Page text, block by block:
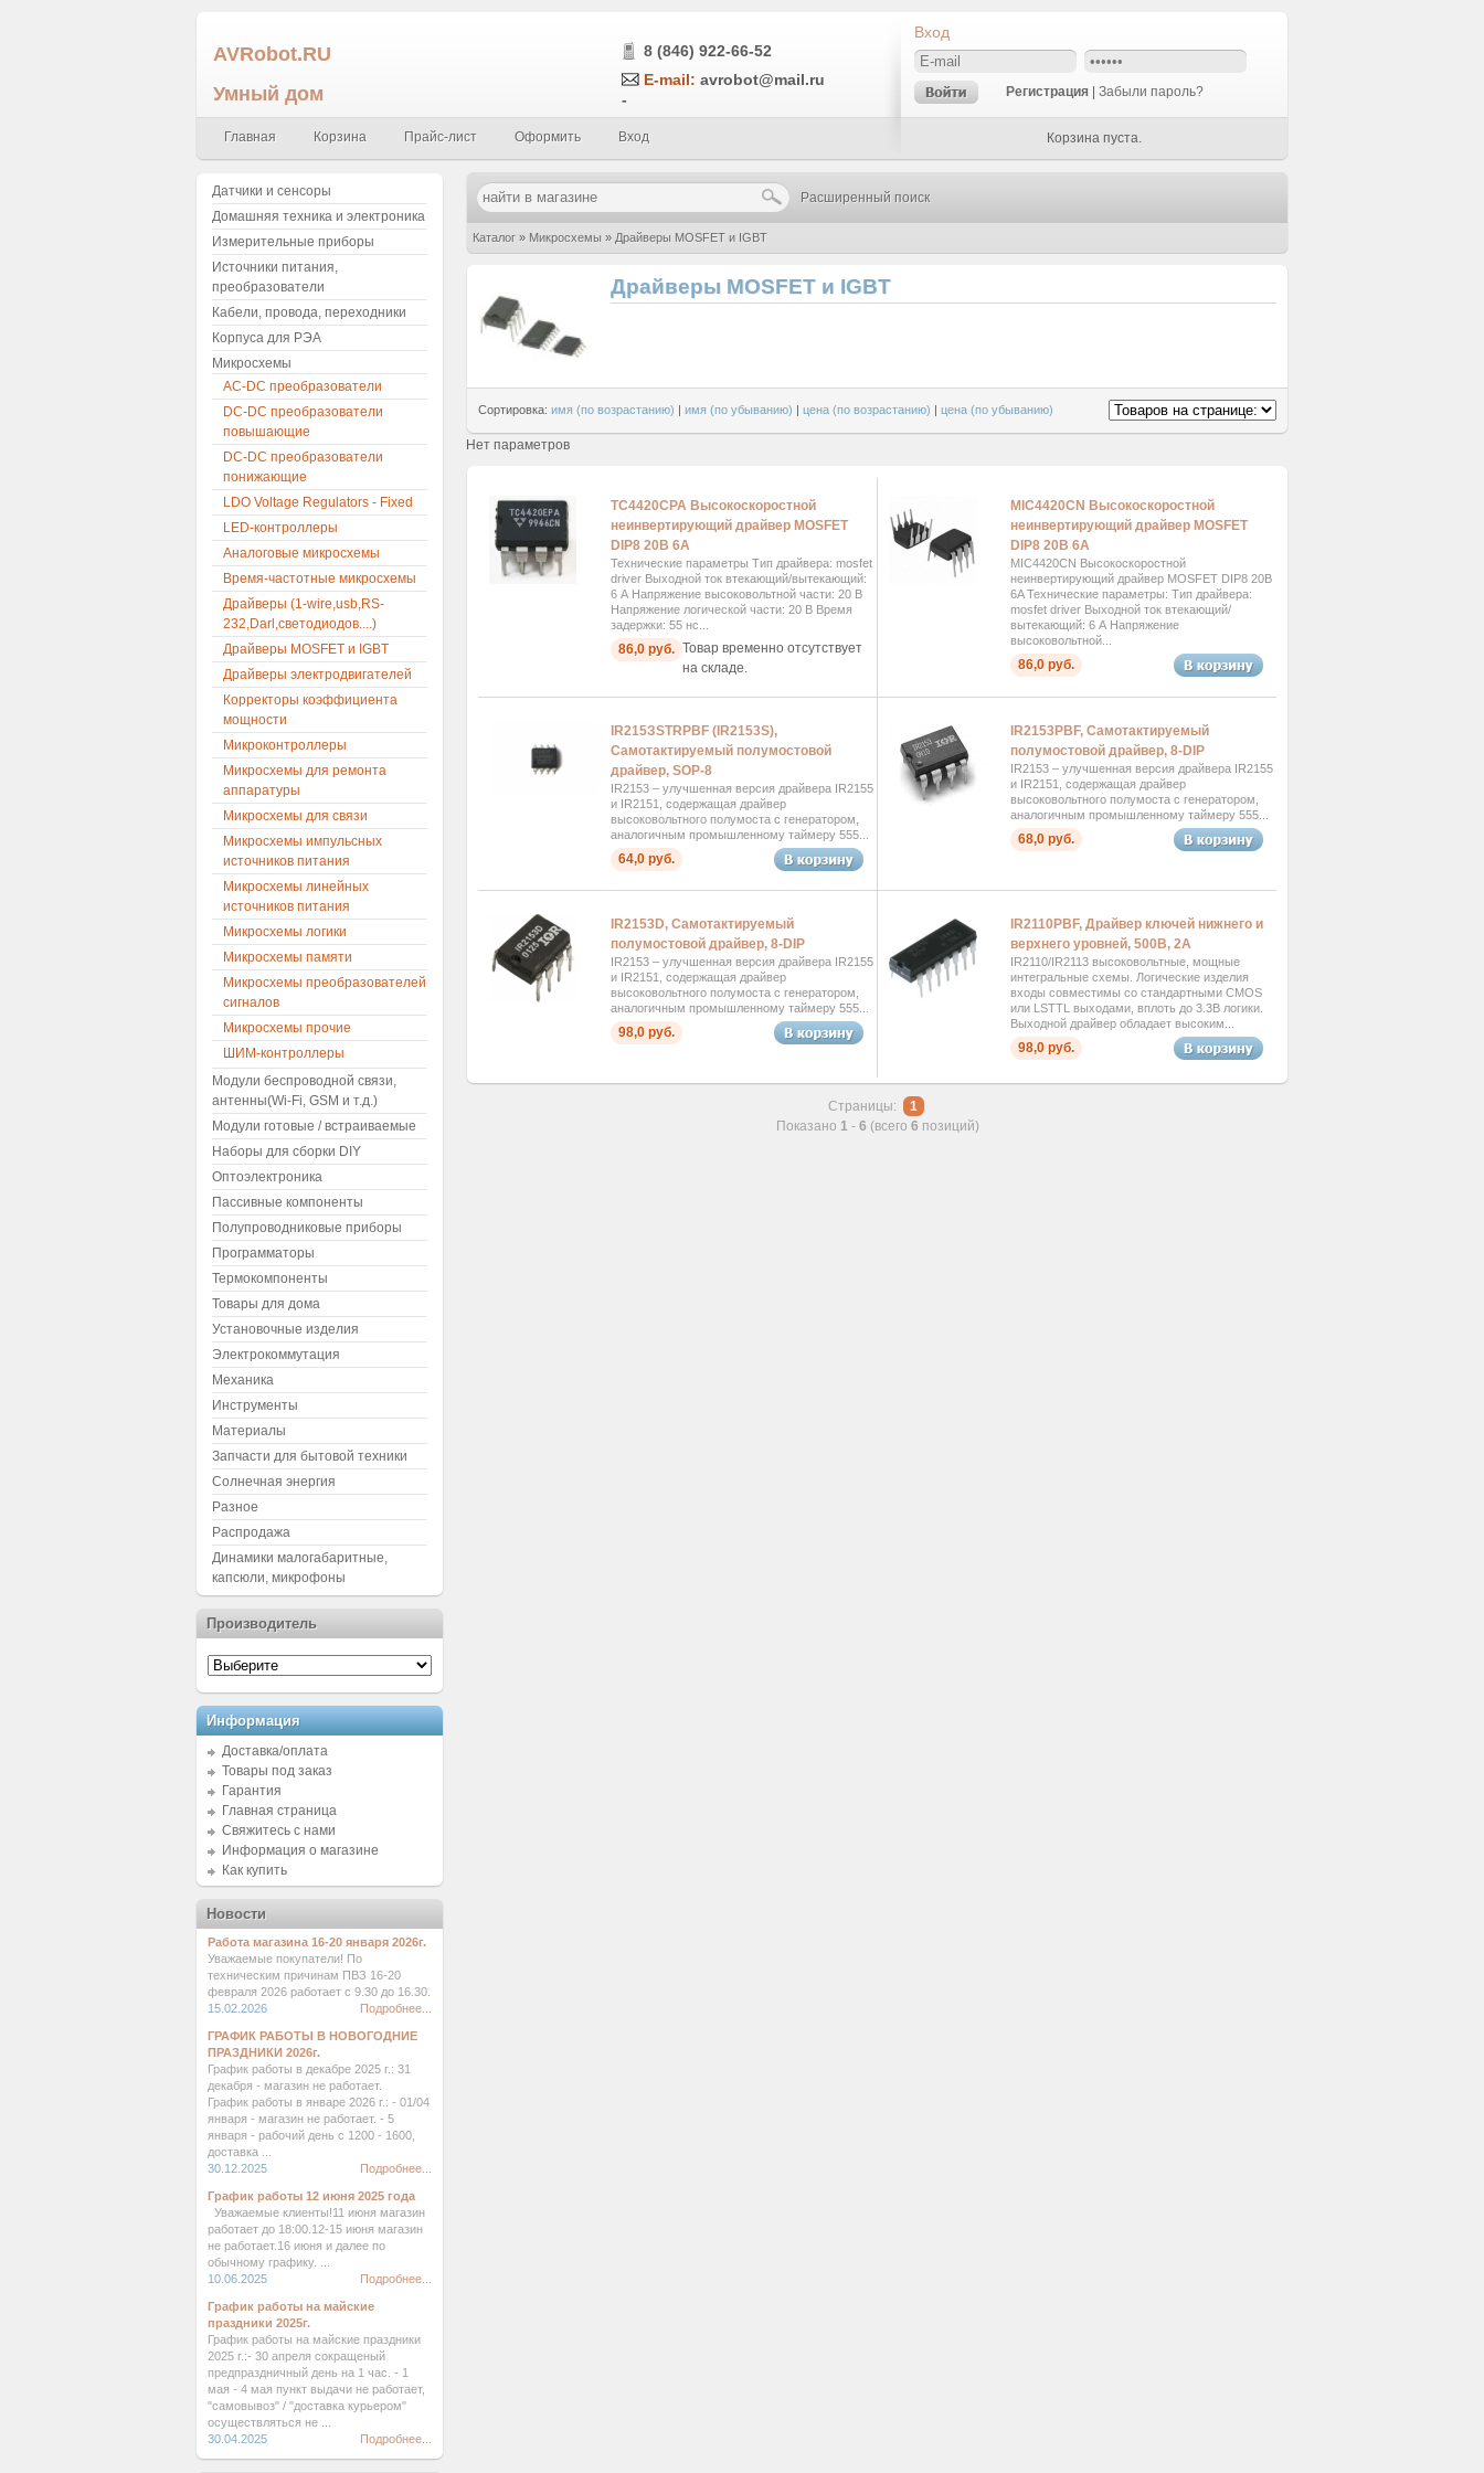
AVRobot.RU
Умный дом
8 (846) 922-66-52
E-mail: avrobot@mail.ru
-
Главная Корзина Прайс-лист Оформить Вход
Вход
Регистрация Забыли пароль?
Корзина пуста.
Расширенный поиск
Каталог » Микросхемы » Драйверы MOSFET и IGBT
Драйверы MOSFET и IGBT
Сортировка: имя (по возрастанию) | имя (по убыванию) | цена (по возрастанию) | цена (по убыванию)
Нет параметров
TC4420CPA Высокоскоростной
неинвертирующий драйвер MOSFET
DIP8 20B 6A
Технические параметры Тип драйвера: mosfet
driver Выходной ток втекающий/вытекающий:
6 А Напряжение высоковольтной части: 20 В
Напряжение логической части: 20 В Время
задержки: 55 нс...
86,0 руб. Товар временно отсутствует
на складе.
MIC4420CN Высокоскоростной
неинвертирующий драйвер MOSFET
DIP8 20B 6A
MIC4420CN Высокоскоростной
неинвертирующий драйвер MOSFET DIP8 20B
6A Технические параметры: Тип драйвера:
mosfet driver Выходной ток втекающий/
вытекающий: 6 А Напряжение
высоковольтной...
86,0 руб.
IR215ЗSTRPBF (IR2153S),
Самотактируемый полумостовой
драйвер, SOP-8
IR2153 – улучшенная версия драйвера IR2155
и IR2151, содержащая драйвер
высоковольтного полумоста с генератором,
аналогичным промышленному таймеру 555...
64,0 руб.
IR2153PBF, Самотактируемый
полумостовой драйвер, 8-DIP
IR2153 – улучшенная версия драйвера IR2155
и IR2151, содержащая драйвер
высоковольтного полумоста с генератором,
аналогичным промышленному таймеру 555...
68,0 руб.
IR2153D, Самотактируемый
полумостовой драйвер, 8-DIP
IR2153 – улучшенная версия драйвера IR2155
и IR2151, содержащая драйвер
высоковольтного полумоста с генератором,
аналогичным промышленному таймеру 555...
98,0 руб.
IR2110PBF, Драйвер ключей нижнего и
верхнего уровней, 500В, 2А
IR2110/IR2113 высоковольтные, мощные
интегральные схемы. Логические изделия
входы совместимы со стандартными CMOS
или LSTTL выходами, вплоть до 3.3В логики.
Выходной драйвер обладает высоким...
98,0 руб.
Страницы:
1
Показано 1- 6 (всего 6 позиций)
Датчики и сенсоры
Домашняя техника и электроника
Измерительные приборы
Источники питания,
преобразователи
Кабели, провода, переходники
Корпуса для РЭА
Микросхемы
AC-DC преобразователи
DC-DC преобразователи
повышающие
DC-DC преобразователи
понижающие
LDO Voltage Regulators - Fixed
LED-контроллеры
Аналоговые микросхемы
Время-частотные микросхемы
Драйверы (1-wire,usb,RS-
232,Darl,светодиодов....)
Драйверы MOSFET и IGBT
Драйверы электродвигателей
Корректоры коэффициента
мощности
Микроконтроллеры
Микросхемы для ремонта
аппаратуры
Микросхемы для связи
Микросхемы импульсных
источников питания
Микросхемы линейных
источников питания
Микросхемы логики
Микросхемы памяти
Микросхемы преобразователей
сигналов
Микросхемы прочие
ШИМ-контроллеры
Модули беспроводной связи,
антенны(Wi-Fi, GSM и т.д.)
Модули готовые / встраиваемые
Наборы для сборки DIY
Оптоэлектроника
Пассивные компоненты
Полупроводниковые приборы
Программаторы
Термокомпоненты
Товары для дома
Установочные изделия
Электрокоммутация
Механика
Инструменты
Материалы
Запчасти для бытовой техники
Солнечная энергия
Разное
Распродажа
Динамики малогабаритные,
капсюли, микрофоны
Производитель
Информация
Доставка/оплата
Товары под заказ
Гарантия
Главная страница
Свяжитесь с нами
Информация о магазине
Как купить
Новости
Работа магазина 16-20 января 2026г.
Уважаемые покупатели! По
техническим причинам ПВЗ 16-20
февраля 2026 работает с 9.30 до 16.30.
15.02.2026
Подробнее...
ГРАФИК РАБОТЫ В НОВОГОДНИЕ
ПРАЗДНИКИ 2026г.
График работы в декабре 2025 г.: 31
декабря - магазин не работает.
График работы в январе 2026 г.: - 01/04
января - магазин не работает. - 5
января - рабочий день с 1200 - 1600,
доставка ...
30.12.2025
Подробнее...
График работы 12 июня 2025 года
Уважаемые клиенты!11 июня магазин
работает до 18:00.12-15 июня магазин
не работает.16 июня и далее по
обычному графику. ...
10.06.2025
Подробнее...
График работы на майские
праздники 2025г.
График работы на майские праздники
2025 г.:- 30 апреля сокращеный
предпраздничный день на 1 час. - 1
мая - 4 мая пункт выдачи не работает,
"самовывоз" / "доставка курьером"
осуществляться не ...
30.04.2025
Подробнее...